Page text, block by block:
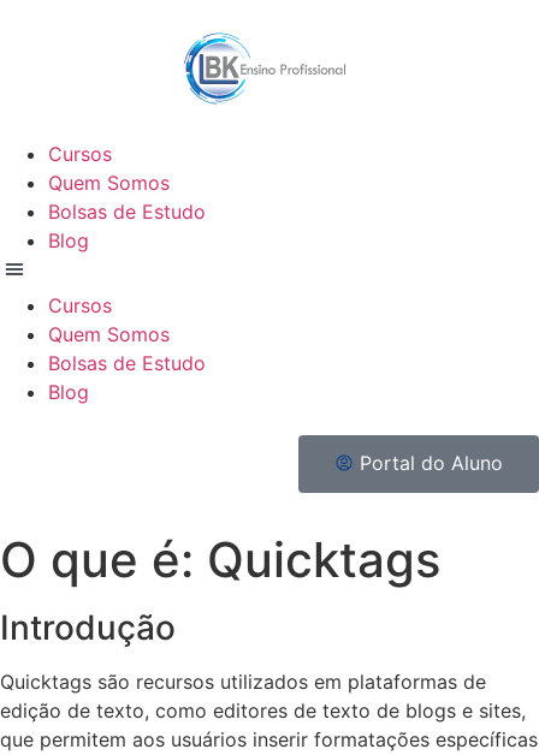
Cursos
Quem Somos
Bolsas de Estudo
Blog
Cursos
Quem Somos
Bolsas de Estudo
Blog
Portal do Aluno
O que é: Quicktags
Introdução
Quicktags são recursos utilizados em plataformas de
edição de texto, como editores de texto de blogs e sites,
que permitem aos usuários inserir formatações específicas